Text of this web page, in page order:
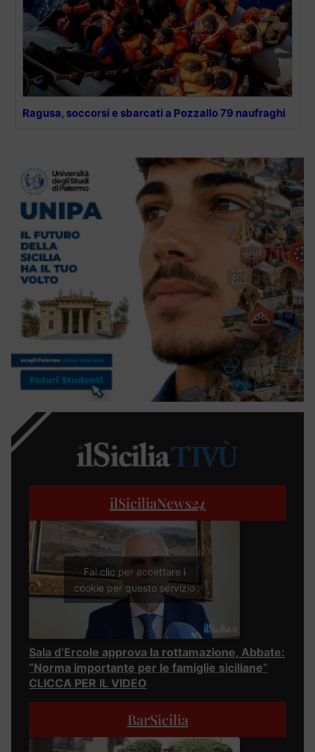
Ragusa, soccorsi e sbarcati a Pozzallo 79 naufraghi
ilSiciliaNews24
Fai clic per accettare i
cookie per questo servizio
Sala d’Ercole approva la rottamazione, Abbate:
“Norma importante per le famiglie siciliane”
CLICCA PER IL VIDEO
BarSicilia